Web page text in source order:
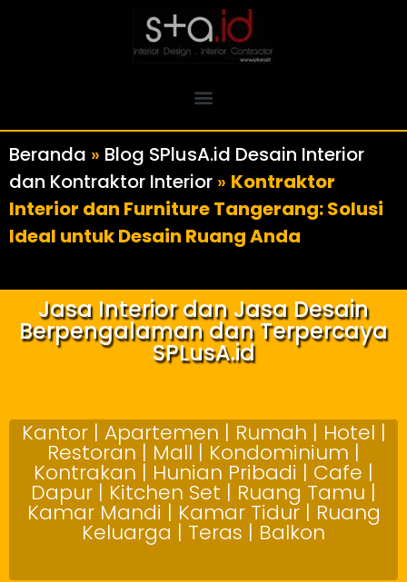
Beranda » Blog SPlusA.id Desain Interior
dan Kontraktor Interior » Kontraktor
Interior dan Furniture Tangerang: Solusi
Ideal untuk Desain Ruang Anda
Jasa Interior dan Jasa Desain
Berpengalaman dan Terpercaya
SPLusA.id
Kantor | Apartemen | Rumah | Hotel |
Restoran | Mall | Kondominium |
Kontrakan | Hunian Pribadi | Cafe |
Dapur | Kitchen Set | Ruang Tamu |
Kamar Mandi | Kamar Tidur | Ruang
Keluarga | Teras | Balkon